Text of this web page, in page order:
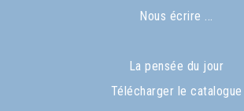
Nous écrire ...
La pensée du jour
Télécharger le catalogue